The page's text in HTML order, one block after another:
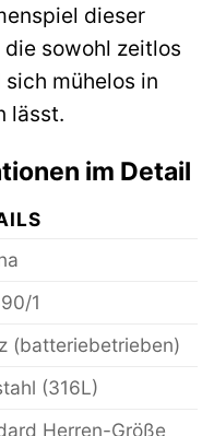
dieser
sowohl zeitlos
mühelos in
lässt.
im Detail
1
(batteriebetrieben)
(316L)
Herren-Größe